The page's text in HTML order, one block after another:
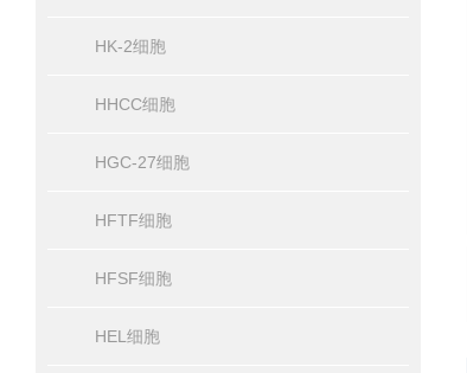
HK-2细胞
HHCC细胞
HGC-27细胞
HFTF细胞
HFSF细胞
HEL细胞